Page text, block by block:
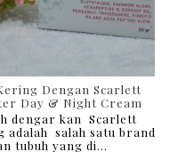
Dengan Scarlett
Day & Night Cream
dengar kan Scarlett
adalah salah satu brand
tubuh yang di...